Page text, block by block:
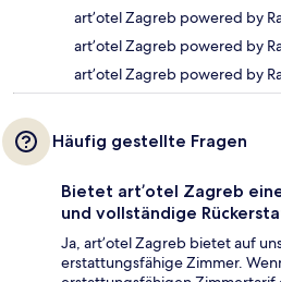
art’otel Zagreb powered by
art’otel Zagreb powered by
art’otel Zagreb powered by
Häufig gestellte Fragen
Bietet art’otel Zagreb
und vollständige
Ja, art’otel Zagreb bietet auf
erstattungsfähige Zimmer.